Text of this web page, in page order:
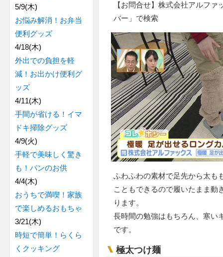
【お問合せ】株式会社アルフ
バー」で検索
ふわふわの素材で足先から太も
こともできるので履いたまま動
ります。
長時間の勉強はもちろん、寒い
です。
極太つけ麺
5/9(木)
お悩み解消！お弁当
便利グッズ
4/18(木)
外出での負担を軽
減！お出かけ便利グ
ッズ
4/11(木)
手間が省ける！イマ
ドキ掃除グッズ
4/9(火)
手軽で美味しく驚き
も！パンのお供
4/4(木)
おうちで満喫！家族
で楽しめるおもちゃ
3/21(木)
時短で簡単！らくら
くクッキング